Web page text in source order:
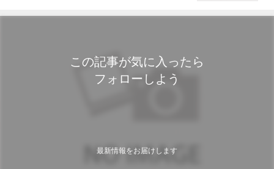
この記事が気に入ったら
フォローしよう
最新情報をお届けします